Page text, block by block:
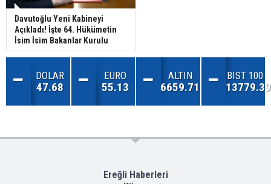
Davutoğlu Yeni Kabineyi
Açıkladı! İşte 64. Hükümetin
İsim İsim Bakanlar Kurulu
DOLAR
47.68
EURO
55.13
ALTIN
6659.71
BIST 100
13779.39
Ereğli Haberleri